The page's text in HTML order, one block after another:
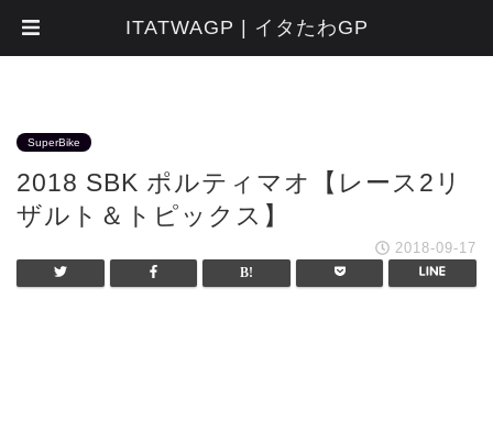
SuperBike
2018 SBK ポルティマオ【レース2リ
ザルト＆トピックス】
2018-09-17
ITATWAGP | イタたわGP